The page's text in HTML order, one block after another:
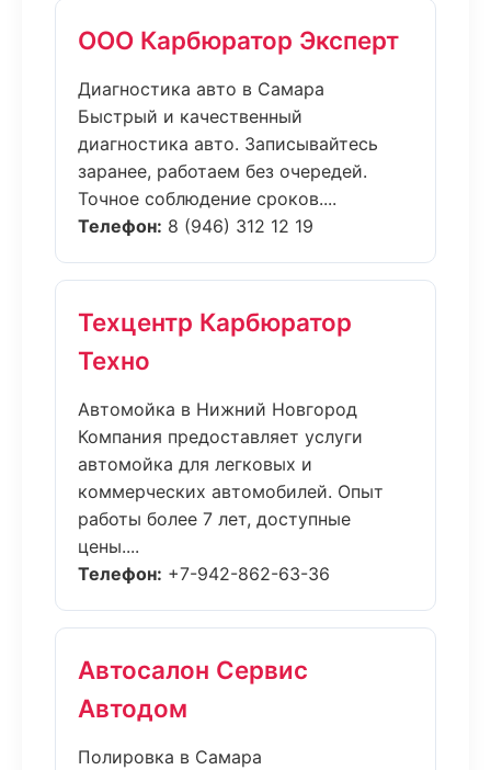
ООО Карбюратор Эксперт
Диагностика авто в Самара
Быстрый и качественный
диагностика авто. Записывайтесь
заранее, работаем без очередей.
Точное соблюдение сроков....
Телефон: 8 (946) 312 12 19
Техцентр Карбюратор
Техно
Автомойка в Нижний Новгород
Компания предоставляет услуги
автомойка для легковых и
коммерческих автомобилей. Опыт
работы более 7 лет, доступные
цены....
Телефон: +7-942-862-63-36
Автосалон Сервис
Автодом
Полировка в Самара